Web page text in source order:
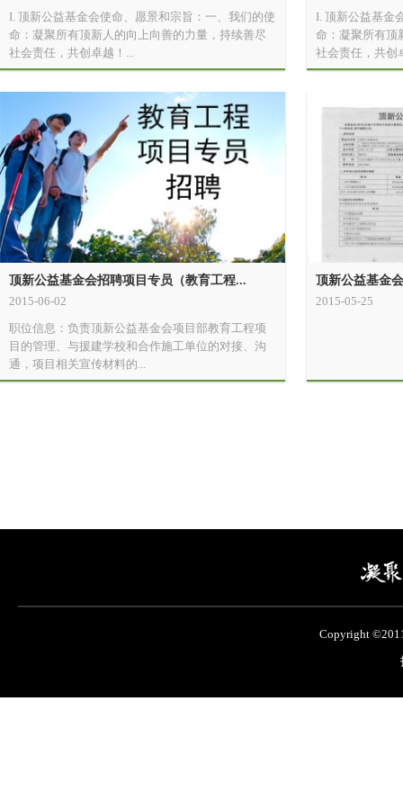
I. 顶新公益基金会使命、愿景和宗旨：一、我们的使
命：凝聚所有顶新人的向上向善的力量，持续善尽
社会责任，共创卓越！...
I. 顶新公益基金
命：凝聚所有顶
社会责任，共创
顶新公益基金会招聘项目专员（教育工程...
2015-06-02
职位信息：负责顶新公益基金会项目部教育工程项
目的管理、与援建学校和合作施工单位的对接、沟
通，项目相关宣传材料的...
顶新公益基金
2015-05-25
Copyright